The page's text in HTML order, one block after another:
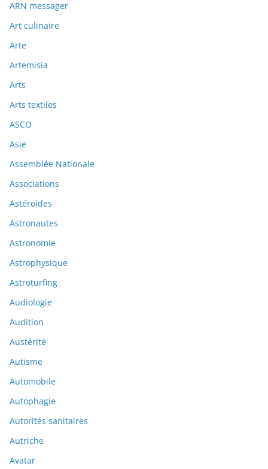
ARN messager
Art culinaire
Arte
Artemisia
Arts
Arts textiles
ASCO
Asie
Assemblée Nationale
Associations
Astéroïdes
Astronautes
Astronomie
Astrophysique
Astroturfing
Audiologie
Audition
Austérité
Autisme
Automobile
Autophagie
Autorités sanitaires
Autriche
Avatar